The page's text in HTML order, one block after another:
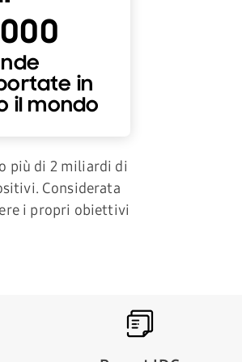
in
il mondo
più di 2 miliardi di
Considerata
i propri obiettivi